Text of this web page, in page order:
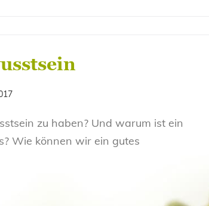
zu haben? Und warum ist ein
Wie können wir ein gutes